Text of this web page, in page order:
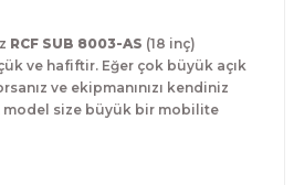
RCF SUB 8003-AS (18 inç)
ve hafiftir. Eğer çok büyük açık
ve ekipmanınızı kendiniz
model size büyük bir mobilite